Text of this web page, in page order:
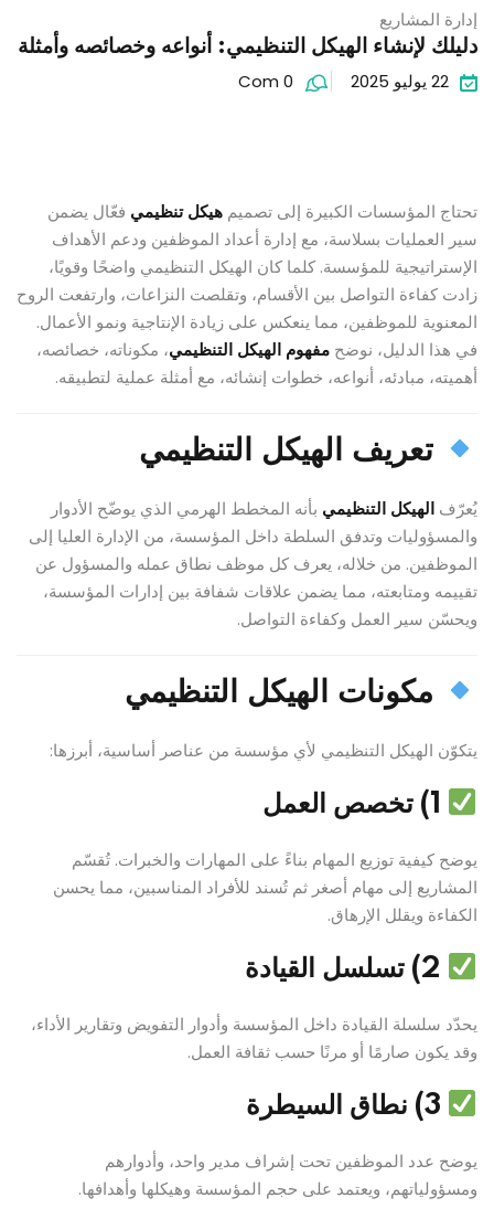
إدارة المشاريع
دليلك لإنشاء الهيكل التنظيمي: أنواعه وخصائصه وأمثلة
22 يوليو 2025
Com 0
تحتاج المؤسسات الكبيرة إلى تصميم هيكل تنظيمي فعّال يضمن
سير العمليات بسلاسة، مع إدارة أعداد الموظفين ودعم الأهداف
الإستراتيجية للمؤسسة. كلما كان الهيكل التنظيمي واضحًا وقويًا،
زادت كفاءة التواصل بين الأقسام، وتقلصت النزاعات، وارتفعت الروح
المعنوية للموظفين، مما ينعكس على زيادة الإنتاجية ونمو الأعمال.
في هذا الدليل، نوضح مفهوم الهيكل التنظيمي، مكوناته، خصائصه،
أهميته، مبادئه، أنواعه، خطوات إنشائه، مع أمثلة عملية لتطبيقه.
تعريف الهيكل التنظيمي
يُعرّف الهيكل التنظيمي بأنه المخطط الهرمي الذي يوضّح الأدوار
والمسؤوليات وتدفق السلطة داخل المؤسسة، من الإدارة العليا إلى
الموظفين. من خلاله، يعرف كل موظف نطاق عمله والمسؤول عن
تقييمه ومتابعته، مما يضمن علاقات شفافة بين إدارات المؤسسة،
ويحسّن سير العمل وكفاءة التواصل.
مكونات الهيكل التنظيمي
يتكوّن الهيكل التنظيمي لأي مؤسسة من عناصر أساسية، أبرزها:
يوضح كيفية توزيع المهام بناءً على المهارات والخبرات. تُقسّم
المشاريع إلى مهام أصغر ثم تُسند للأفراد المناسبين، مما يحسن
الكفاءة ويقلل الإرهاق.
يحدّد سلسلة القيادة داخل المؤسسة وأدوار التفويض وتقارير الأداء،
وقد يكون صارمًا أو مرنًا حسب ثقافة العمل.
يوضح عدد الموظفين تحت إشراف مدير واحد، وأدوارهم
ومسؤولياتهم، ويعتمد على حجم المؤسسة وهيكلها وأهدافها.